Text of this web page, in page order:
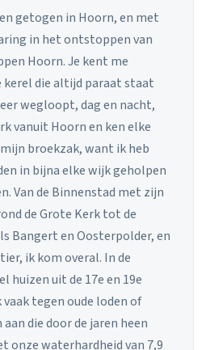
getogen in Hoorn, en met
in het ontstoppen van
Hoorn. Je kent me
kerel die altijd paraat staat
wegloopt, dag en nacht,
vanuit Hoorn en ken elke
broekzak, want ik heb
in bijna elke wijk geholpen
Van de Binnenstad met zijn
de Grote Kerk tot de
Bangert en Oosterpolder, en
ik kom overal. In de
huizen uit de 17e en 19e
tegen oude loden of
die door de jaren heen
onze waterhardheid van 7,9